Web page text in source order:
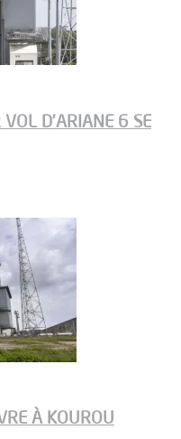
D’ARIANE 6 SE
À KOUROU